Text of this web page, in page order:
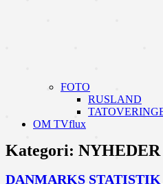
FOTO
RUSLAND
OM TVflux
Kategori: NYHEDER
DANMARKS